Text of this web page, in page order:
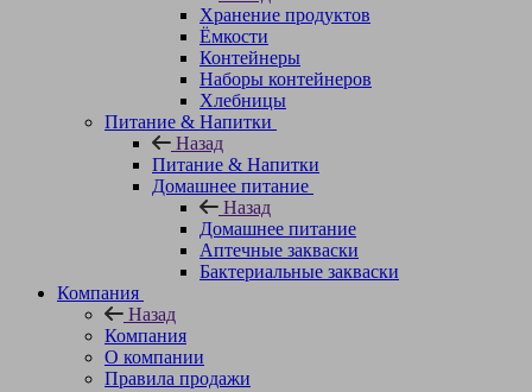
Хранение продуктов
Ёмкости
Контейнеры
Наборы контейнеров
Хлебницы
Питание & Напитки
Назад
Питание & Напитки
Домашнее питание
Назад
Домашнее питание
Аптечные закваски
Бактериальные закваски
Компания
Назад
Компания
О компании
Правила продажи